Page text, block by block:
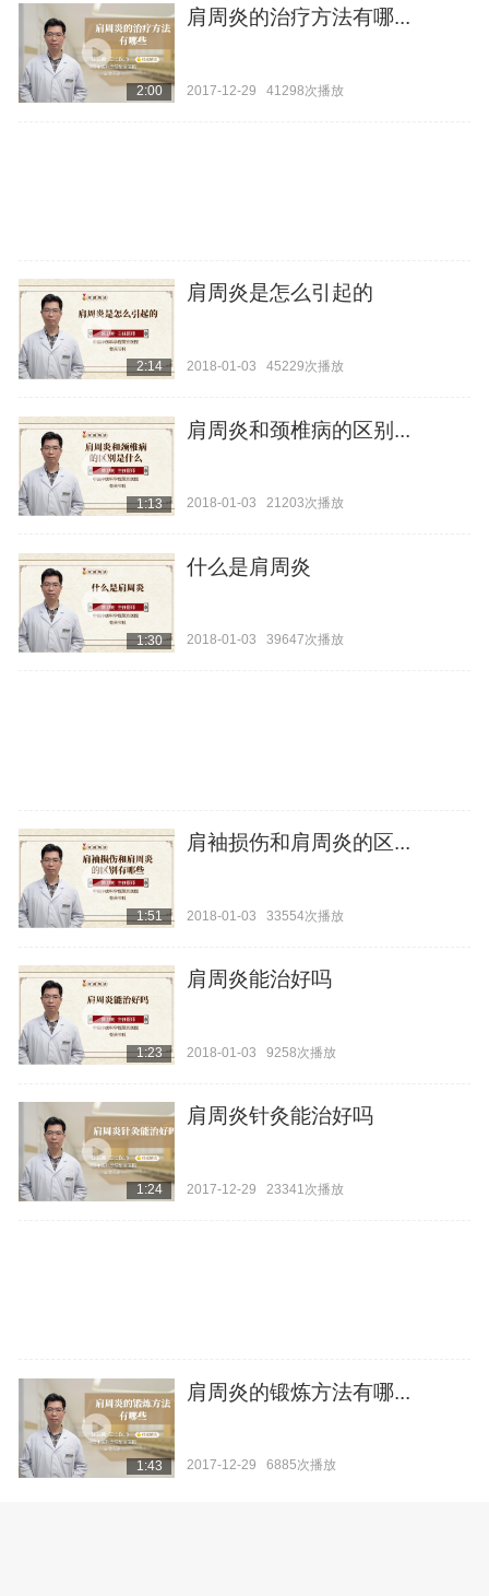
2:00
肩周炎的治疗方法有哪...
2017-12-29 41298次播放
2:14
肩周炎是怎么引起的
2018-01-03 45229次播放
1:13
肩周炎和颈椎病的区别...
2018-01-03 21203次播放
1:30
什么是肩周炎
2018-01-03 39647次播放
1:51
肩袖损伤和肩周炎的区...
2018-01-03 33554次播放
1:23
肩周炎能治好吗
2018-01-03 9258次播放
1:24
肩周炎针灸能治好吗
2017-12-29 23341次播放
1:43
肩周炎的锻炼方法有哪...
2017-12-29 6885次播放